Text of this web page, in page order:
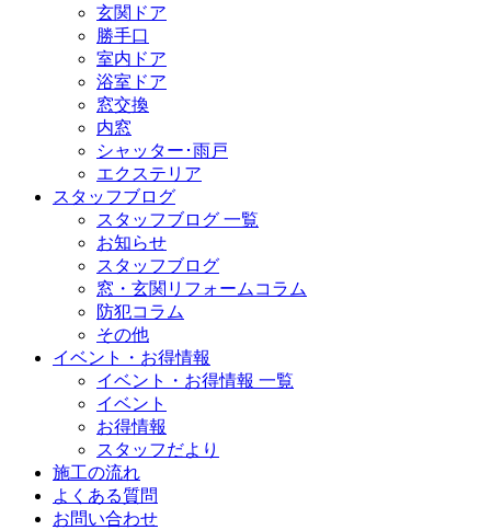
玄関ドア
勝手口
室内ドア
浴室ドア
窓交換
内窓
シャッター･雨戸
エクステリア
スタッフブログ
スタッフブログ 一覧
お知らせ
スタッフブログ
窓・玄関リフォームコラム
防犯コラム
その他
イベント・お得情報
イベント・お得情報 一覧
イベント
お得情報
スタッフだより
施工の流れ
よくある質問
お問い合わせ